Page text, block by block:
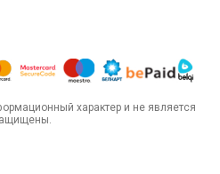
характер и не является